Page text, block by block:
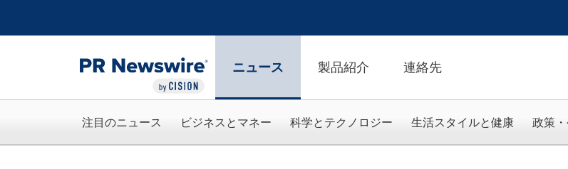
ニュース 製品紹介 連絡先
注目のニュース ビジネスとマネー 科学とテクノロジー 生活スタイルと健康 政策